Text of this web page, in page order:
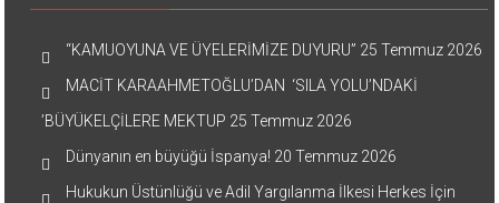
“KAMUOYUNA VE ÜYELERİMİZE DUYURU” 25 Temmuz 2026
MACİT KARAAHMETOĞLU’DAN ‘SILA YOLU’NDAKİ
’BÜYÜKELÇİLERE MEKTUP 25 Temmuz 2026
Dünyanın en büyüğü İspanya! 20 Temmuz 2026
Hukukun Üstünlüğü ve Adil Yargılanma İlkesi Herkes İçin